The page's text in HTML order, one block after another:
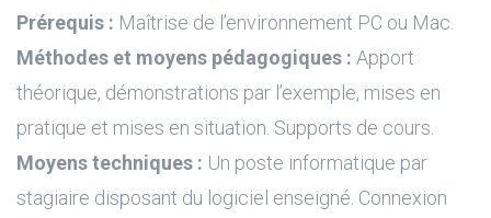
Prérequis : Maîtrise de l’environnement PC ou Mac.
Méthodes et moyens pédagogiques : Apport
théorique, démonstrations par l’exemple, mises en
pratique et mises en situation. Supports de cours.
Moyens techniques : Un poste informatique par
stagiaire disposant du logiciel enseigné. Connexion